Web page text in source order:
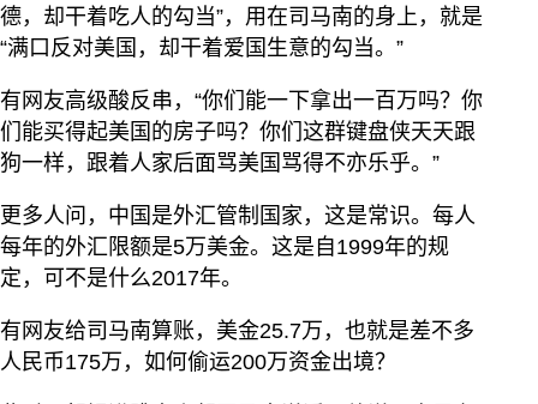
德，却干着吃人的勾当”，用在司马南的身上，就是
“满口反对美国，却干着爱国生意的勾当。”
有网友高级酸反串，“你们能一下拿出一百万吗？你
们能买得起美国的房子吗？你们这群键盘侠天天跟
狗一样，跟着人家后面骂美国骂得不亦乐乎。”
更多人问，中国是外汇管制国家，这是常识。每人
每年的外汇限额是5万美金。这是自1999年的规
定，可不是什么2017年。
有网友给司马南算账，美金25.7万，也就是差不多
人民币175万，如何偷运200万资金出境？